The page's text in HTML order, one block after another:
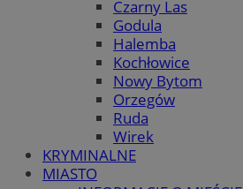
Czarny Las
Godula
Halemba
Kochłowice
Nowy Bytom
Orzegów
Ruda
Wirek
KRYMINALNE
MIASTO